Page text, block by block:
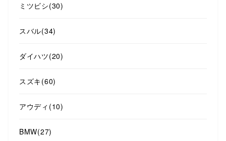
ミツビシ(30)
スバル(34)
ダイハツ(20)
スズキ(60)
アウディ (10)
BMW(27)